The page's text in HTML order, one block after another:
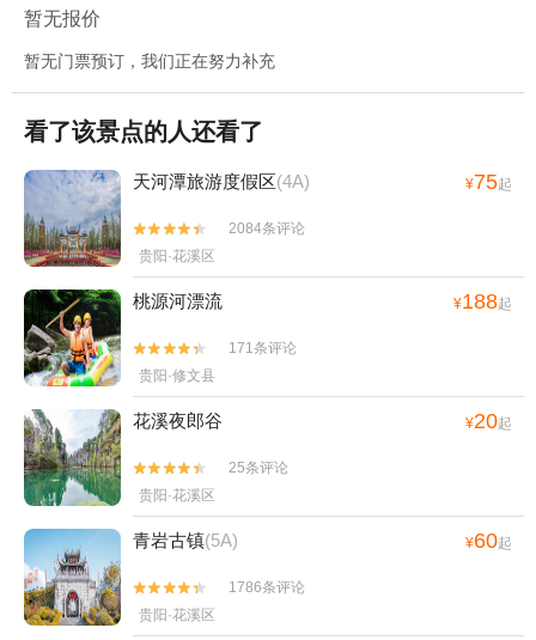
暂无报价
暂无门票预订，我们正在努力补充
看了该景点的人还看了
天河潭旅游度假区(4A) ¥75起


2084条评论
贵阳·花溪区
桃源河漂流 ¥188起


171条评论
贵阳·修文县
花溪夜郎谷 ¥20起


25条评论
贵阳·花溪区
青岩古镇(5A) ¥60起


1786条评论
贵阳·花溪区